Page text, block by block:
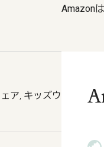
Amazon
ア, キッズウ